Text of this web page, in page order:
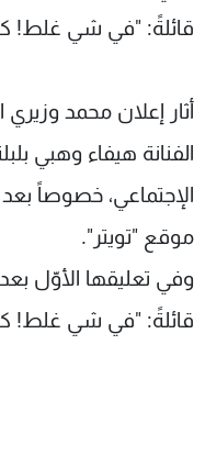
قائلةً: "في شي غلط!
أثار إعلان محمد
الفنانة هيفاء وهبي
الإجتماعي، خصوصاً
موقع "تويتر".
وفي تعليقها الأوّل
قائلةً: "في شي غلط!